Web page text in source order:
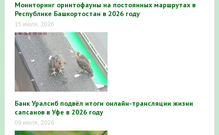
Мониторинг орнитофауны на постоянных маршрутах в
Республике Башкортостан в 2026 году
15 июля, 2026
Банк Уралсиб подвёл итоги онлайн-трансляции жизни
сапсанов в Уфе в 2026 году
09 июля, 2026